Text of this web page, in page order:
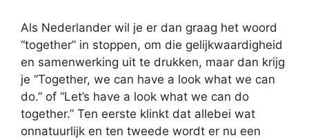
Als Nederlander wil je er dan graag het woord
“together” in stoppen, om die gelijkwaardigheid
en samenwerking uit te drukken, maar dan krijg
je “Together, we can have a look what we can
do.” of “Let’s have a look what we can do
together.” Ten eerste klinkt dat allebei wat
onnatuurlijk en ten tweede wordt er nu een